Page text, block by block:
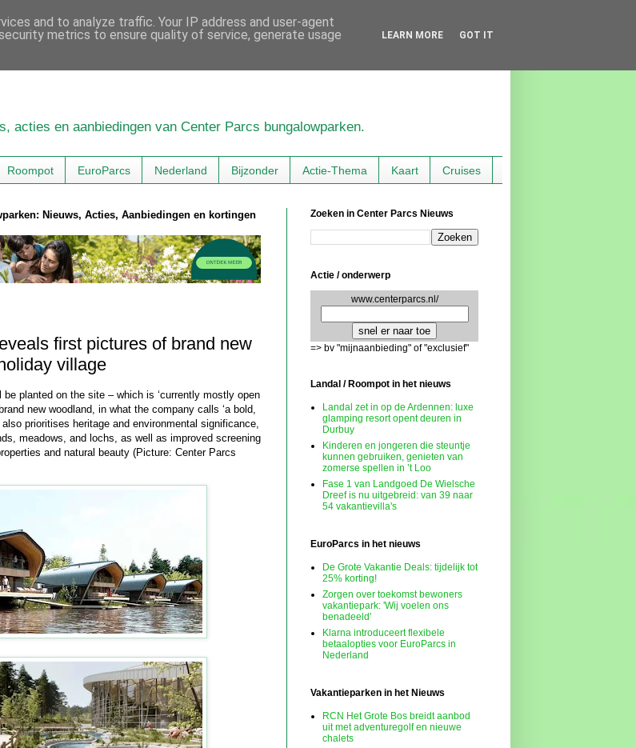
acties en aanbiedingen van Center Parcs bungalowparken.
Roompot EuroParcs Nederland Bijzonder Actie-Thema Kaart Cruises
Nieuws, Acties, Aanbiedingen en kortingen
first pictures of brand new
village
be planted on the site – which is ‘currently mostly open
new woodland, in what the company calls ‘a bold,
also prioritises heritage and environmental significance,
meadows, and lochs, as well as improved screening
and natural beauty (Picture: Center Parcs
Zoeken in Center Parcs Nieuws
Actie / onderwerp
www.centerparcs.nl/
=> bv "mijnaanbieding" of "exclusief"
Landal / Roompot in het nieuws
Landal zet in op de Ardennen: luxe
glamping resort opent deuren in
Durbuy
Kinderen en jongeren die steuntje
kunnen gebruiken, genieten van
zomerse spellen in ’t Loo
Fase 1 van Landgoed De Wielsche
Dreef is nu uitgebreid: van 39 naar
54 vakantievilla's
EuroParcs in het nieuws
De Grote Vakantie Deals: tijdelijk tot
25% korting!
Zorgen over toekomst bewoners
vakantiepark: 'Wij voelen ons
benadeeld'
Klarna introduceert flexibele
betaalopties voor EuroParcs in
Nederland
Vakantieparken in het Nieuws
RCN Het Grote Bos breidt aanbod
uit met adventuregolf en nieuwe
chalets
and to analyze traffic. Your IP address and user-agent
metrics to ensure quality of service, generate usage
LEARN MORE GOT IT